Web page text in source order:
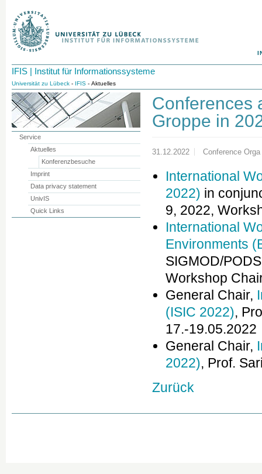
IFIS | Institut für Informationssysteme
Universität zu Lübeck - IFIS - Aktuelles
Conferences
Groppe in
31.12.2022 Conference
International
2022) in
9, 2022,
International
Environments
SIGMOD/
Workshop
General Chair,
(ISIC 2022),
17.-19.05.2022
General Chair,
2022), Prof.
Zurück
Service
Aktuelles
Konferenzbesuche
Imprint
Data privacy statement
UnivIS
Quick Links